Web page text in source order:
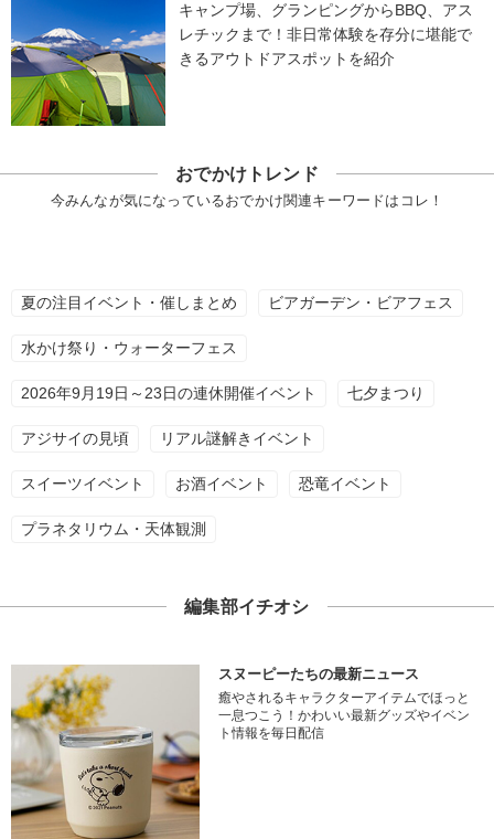
キャンプ場、グランピングからBBQ、アス
レチックまで！非日常体験を存分に堪能で
きるアウトドアスポットを紹介
おでかけトレンド
今みんなが気になっているおでかけ関連キーワードはコレ！
夏の注目イベント・催しまとめ ビアガーデン・ビアフェス
水かけ祭り・ウォーターフェス
2026年9月19日～23日の連休開催イベント 七夕まつり
アジサイの見頃 リアル謎解きイベント
スイーツイベント お酒イベント 恐竜イベント
プラネタリウム・天体観測
編集部イチオシ
スヌーピーたちの最新ニュース
癒やされるキャラクターアイテムでほっと
一息つこう！かわいい最新グッズやイベン
ト情報を毎日配信